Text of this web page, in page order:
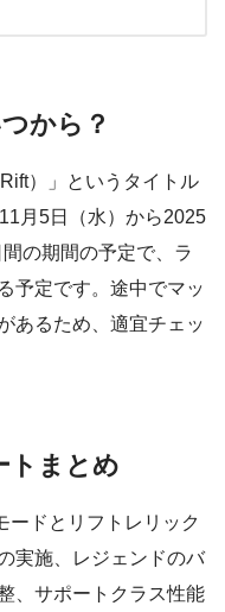
から？
）」というタイトル
月5日（水）から2025
の期間の予定で、ラ
予定です。途中でマッ
あるため、適宜チェッ
トまとめ
ードとリフトレリック
実施、レジェンドのバ
、サポートクラス性能